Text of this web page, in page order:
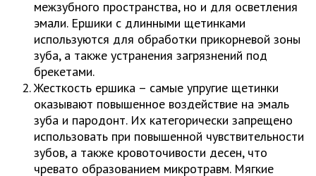
межзубного пространства, но и для осветления
эмали. Ершики с длинными щетинками
используются для обработки прикорневой зоны
зуба, а также устранения загрязнений под
брекетами.
Жесткость ершика – самые упругие щетинки
оказывают повышенное воздействие на эмаль
зуба и пародонт. Их категорически запрещено
использовать при повышенной чувствительности
зубов, а также кровоточивости десен, что
чревато образованием микротравм. Мягкие